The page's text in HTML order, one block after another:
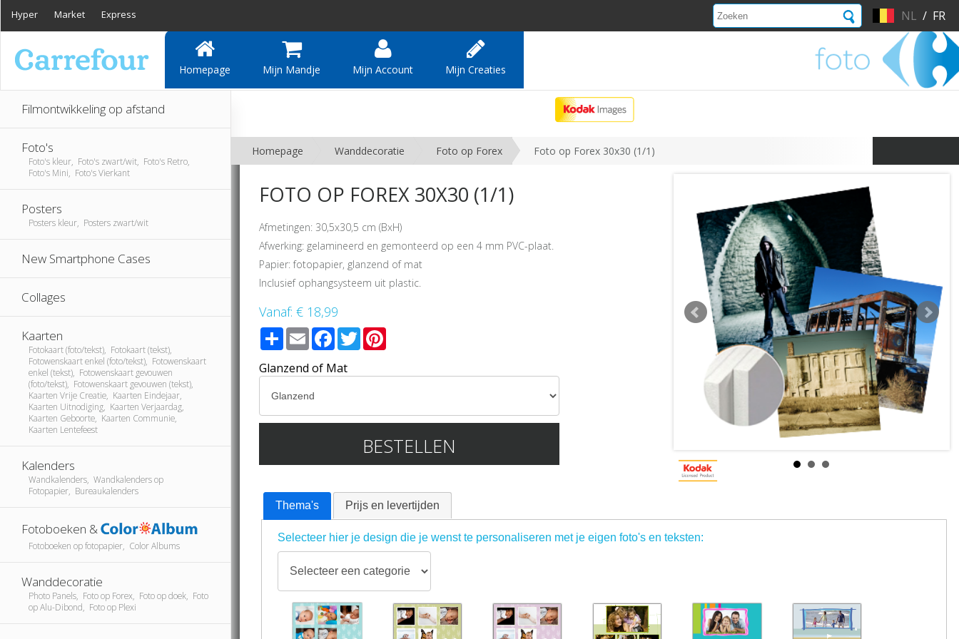
Hyper Market Express NL / FR
Homepage Mijn Mandje Mijn Account Mijn Creaties
Filmontwikkeling op afstand
Foto's
Foto's kleur, Foto's zwart/wit, Foto's Retro,
Foto's Mini, Foto's Vierkant
Posters
Posters kleur, Posters zwart/wit
New Smartphone Cases
Collages
Kaarten
Fotokaart (foto/tekst), Fotokaart (tekst),
Fotowenskaart enkel (foto/tekst), Fotowenskaart
enkel (tekst), Fotowenskaart gevouwen
(foto/tekst), Fotowenskaart gevouwen (tekst),
Kaarten Vrije Creatie, Kaarten Eindejaar,
Kaarten Uitnodiging, Kaarten Verjaardag,
Kaarten Geboorte, Kaarten Communie,
Kaarten Lentefeest
Kalenders
Wandkalenders, Wandkalenders op
Fotopapier, Bureaukalenders
Fotoboeken &
Fotoboeken op fotopapier, Color Albums
Wanddecoratie
Photo Panels, Foto op Forex, Foto op doek, Foto
op Alu-Dibond, Foto op Plexi
Homepage Wanddecoratie Foto op Forex Foto op Forex 30x30 (1/1)
FOTO OP FOREX 30X30 (1/1)
Afmetingen: 30,5x30,5 cm (BxH)
Afwerking: gelamineerd en gemonteerd op een 4 mm PVC-plaat.
Papier: fotopapier, glanzend of mat
Inclusief ophangsysteem uit plastic.
Vanaf: € 18,99
ShareEmailFacebook
TwitterPinterest
Glanzend of Mat
BESTELLEN
Thema's Prijs en levertijden
Selecteer hier je design die je wenst te personaliseren met je eigen foto's en teksten: